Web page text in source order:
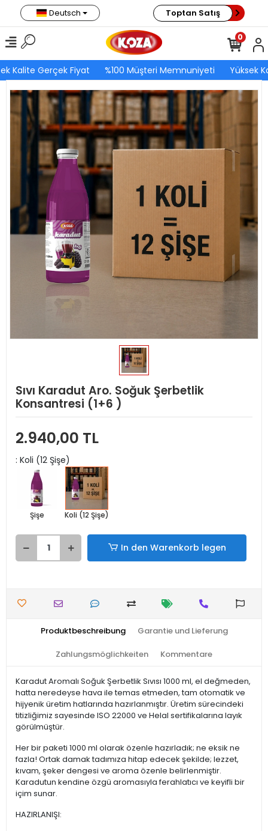
Kalite Gerçek Fiyat %100 Müşteri Memnuniyeti Yüksek
Deutsch Toptan Satış
0
Sıvı Karadut Aro. Soğuk Şerbetlik
Konsantresi (1+6 )
2.940,00 TL
: Koli (12 Şişe)
Şişe Koli (12 Şişe)
In den Warenkorb legen
Produktbeschreibung Garantie und Lieferung
Zahlungsmöglichkeiten Kommentare
Karadut Aromalı Soğuk Şerbetlik Sıvısı 1000 ml, el değmeden,
hatta neredeyse hava ile temas etmeden, tam otomatik ve
hijyenik üretim hatlarında hazırlanmıştır. Üretim sürecindeki
titizliğimiz sayesinde ISO 22000 ve Helal sertifikalarına layık
görülmüştür.
Her bir paketi 1000 ml olarak özenle hazırladık; ne eksik ne
fazla! Ortak damak tadımıza hitap edecek şekilde; lezzet,
kıvam, şeker dengesi ve aroma özenle belirlenmiştir.
Karadutun kendine özgü aromasıyla ferahlatıcı ve keyifli bir
içim sunar.
HAZIRLANIŞI: